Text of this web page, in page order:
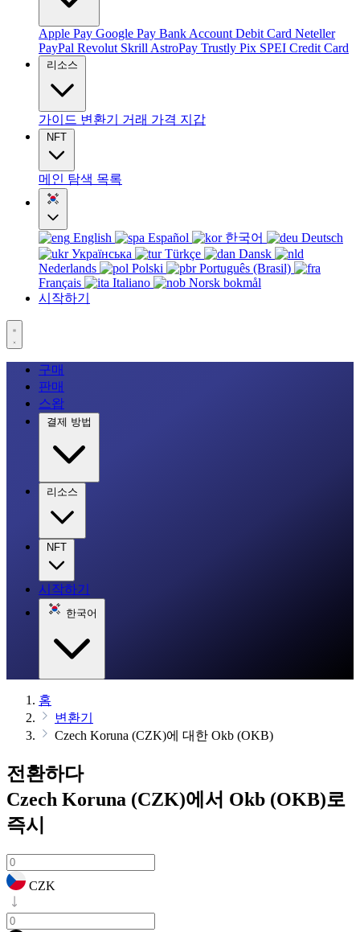
Apple Pay Google Pay Bank Account Debit Card Neteller
PayPal Revolut Skrill AstroPay Trustly Pix SPEI Credit Card
리소스
가이드 변환기 거래 가격 지갑
NFT
메인 탐색 목록
English Español 한국어
Deutsch
Українська
Türkçe
Dansk
Nederlands
Polski
Português (Brasil)
Français
Italiano
Norsk bokmål
시작하기
구매
판매
스왑
결제 방법
리소스
NFT
시작하기
한국어
홈
변환기
Czech Koruna (CZK)에 대한 Okb (OKB)
전환하다
Czech Koruna (CZK)에서 Okb (OKB)로
즉시
CZK